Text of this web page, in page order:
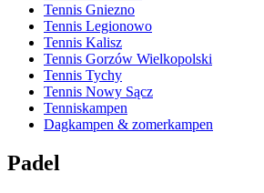
Tennis Gniezno
Tennis Legionowo
Tennis Kalisz
Tennis Gorzów Wielkopolski
Tennis Tychy
Tennis Nowy Sącz
Tenniskampen
Dagkampen & zomerkampen
Padel